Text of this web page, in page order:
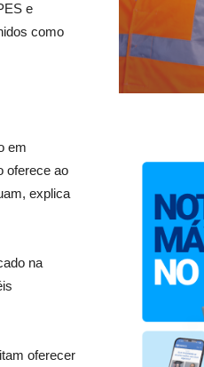
e
como
em
oferece ao
explica
na
oferecer